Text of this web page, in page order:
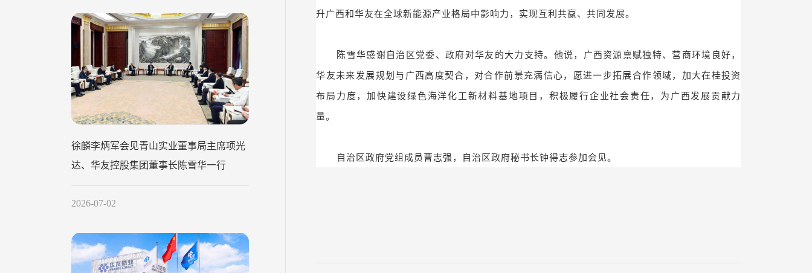
徐麟李炳军会见青山实业董事局主席项光
达、华友控股集团董事长陈雪华一行
2026-07-02
升广西和华友在全球新能源产业格局中影响力，实现互利共赢、共同发展。
陈雪华感谢自治区党委、政府对华友的大力支持。他说，广西资源禀赋独特、营商环境良好，
华友未来发展规划与广西高度契合，对合作前景充满信心，愿进一步拓展合作领域，加大在桂投资
布局力度，加快建设绿色海洋化工新材料基地项目，积极履行企业社会责任，为广西发展贡献力
量。
自治区政府党组成员曹志强，自治区政府秘书长钟得志参加会见。